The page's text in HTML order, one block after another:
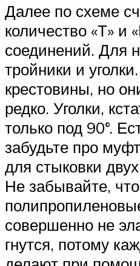
Далее по схеме
количество «Т» и
соединений. Для
тройники и
крестовины, но
редко. Уголки,
только под 90°.
забудьте про
для стыковки
Не забывайте, что
совершенно не
гнутся, потому